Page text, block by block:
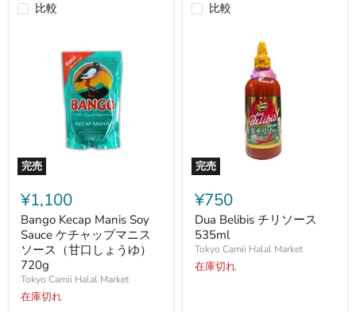
比較
完売
Kecap
Manis
Soy
Sauce
ケ
チ
ャ
ッ
プ
¥1,100
Bango Kecap Manis Soy
Sauce ケチャップマニス
ソース（甘口しょうゆ）
720g
Tokyo Camii Halal Market
在庫切れ
比較
完売
Belibis
チ
リ
ソ
ー
ス
535ml
¥750
Dua Belibis チリソース
535ml
Tokyo Camii Halal Market
在庫切れ